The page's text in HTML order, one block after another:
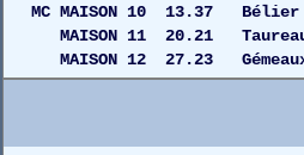
MC MAISON 10 13.37
MAISON 11 20.21
MAISON 12 27.23